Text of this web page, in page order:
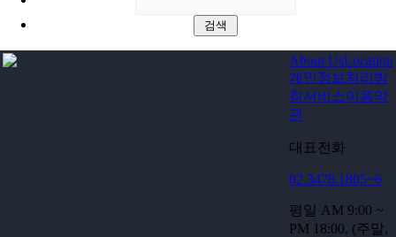
About UsLocation
개인정보처리방
침서비스이용약
관
대표전화
02.3478.1805~6
평일 AM 9:00 ~
PM 18:00. (주말,